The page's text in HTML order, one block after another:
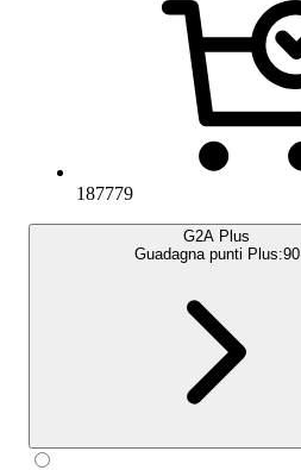
187779
G2A Plus
Guadagna punti Plus:90